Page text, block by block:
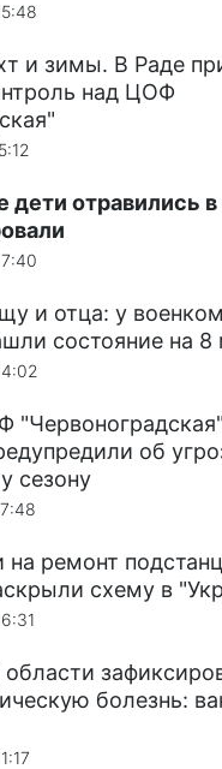
и зимы. В Раде
над ЦОФ
отравились в
и отца: у
состояние на 8
об
сезону
на ремонт
схему в
болезнь: